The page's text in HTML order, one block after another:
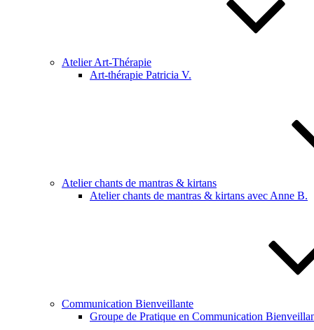
Atelier Art-Thérapie
Art-thérapie Patricia V.
Atelier chants de mantras & kirtans
Atelier chants de mantras & kirtans avec Anne B.
Communication Bienveillante
Groupe de Pratique en Communication